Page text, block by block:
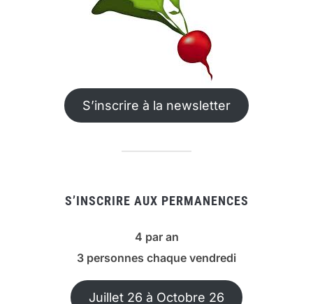
S’inscrire à la newsletter
S’INSCRIRE AUX PERMANENCES
4 par an
3 personnes chaque vendredi
Juillet 26 à Octobre 26